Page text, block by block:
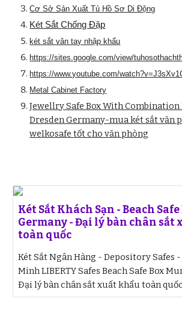
Cơ Sở Sản Xuất Tủ Hồ Sơ Di Động
Két Sắt Chống Đập
két sắt vân tay nhập khẩu
https://sites.google.com/view/
https://www.youtube.com/
Metal Cabinet Factory
Jewellry Safe Box With
Dresden Germany-mua két sắt văn
welkosafe tốt cho văn phòng
Két Sắt Khách Sạn - Beach
Germany - Đại lý bàn chân sắt
toàn quốc
Két Sắt Ngân Hàng - Depository Safes
Minh LIBERTY Safes Beach Safe Box
Đại lý bàn chân sắt xuất khẩu toàn quốc